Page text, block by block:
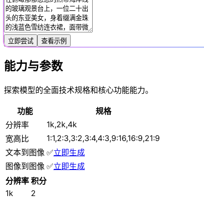
立即尝试 查看示例
能力与参数
探索模型的全面技术规格和核心功能能力。
功能
规格
分辨率
1k,2k,4k
宽高比
1:1,2:3,3:2,3:4,4:3,9:16,16:9,21:9
文本到图像 ✅立即生成
图像到图像 ✅立即生成
分辨率 积分
1k
2